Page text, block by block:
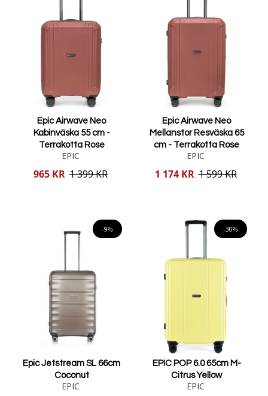
billig resväska eller kabinväska som passar dina behov och din
Epic Airwave Neo
Kabinväska 55 cm -
Terrakotta Rose
EPIC
Reducerat
965 KR 1 399 KR
Epic Airwave Neo
Mellanstor Resväska 65
cm - Terrakotta Rose
EPIC
Reducerat
1 174 KR 1 599 KR
-9%
Epic Jetstream SL 66cm
Coconut
EPIC
-30%
EPIC POP 6.0 65cm M-
Citrus Yellow
EPIC